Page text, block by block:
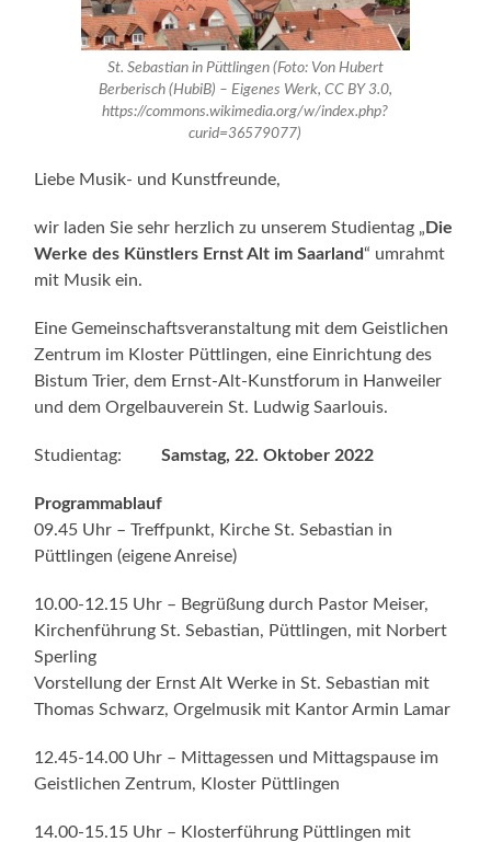
St. Sebastian in Püttlingen (Foto: Von Hubert
Berberisch (HubiB) – Eigenes Werk, CC BY 3.0,
https://commons.wikimedia.org/w/index.php?
curid=36579077)
Liebe Musik- und Kunstfreunde,
wir laden Sie sehr herzlich zu unserem Studientag „Die
Werke des Künstlers Ernst Alt im Saarland“ umrahmt
mit Musik ein.
Eine Gemeinschaftsveranstaltung mit dem Geistlichen
Zentrum im Kloster Püttlingen, eine Einrichtung des
Bistum Trier, dem Ernst-Alt-Kunstforum in Hanweiler
und dem Orgelbauverein St. Ludwig Saarlouis.
Studientag:Samstag, 22. Oktober 2022
Programmablauf
09.45 Uhr – Treffpunkt, Kirche St. Sebastian in
Püttlingen (eigene Anreise)
10.00-12.15 Uhr – Begrüßung durch Pastor Meiser,
Kirchenführung St. Sebastian, Püttlingen, mit Norbert
Sperling
Vorstellung der Ernst Alt Werke in St. Sebastian mit
Thomas Schwarz, Orgelmusik mit Kantor Armin Lamar
12.45-14.00 Uhr – Mittagessen und Mittagspause im
Geistlichen Zentrum, Kloster Püttlingen
14.00-15.15 Uhr – Klosterführung Püttlingen mit